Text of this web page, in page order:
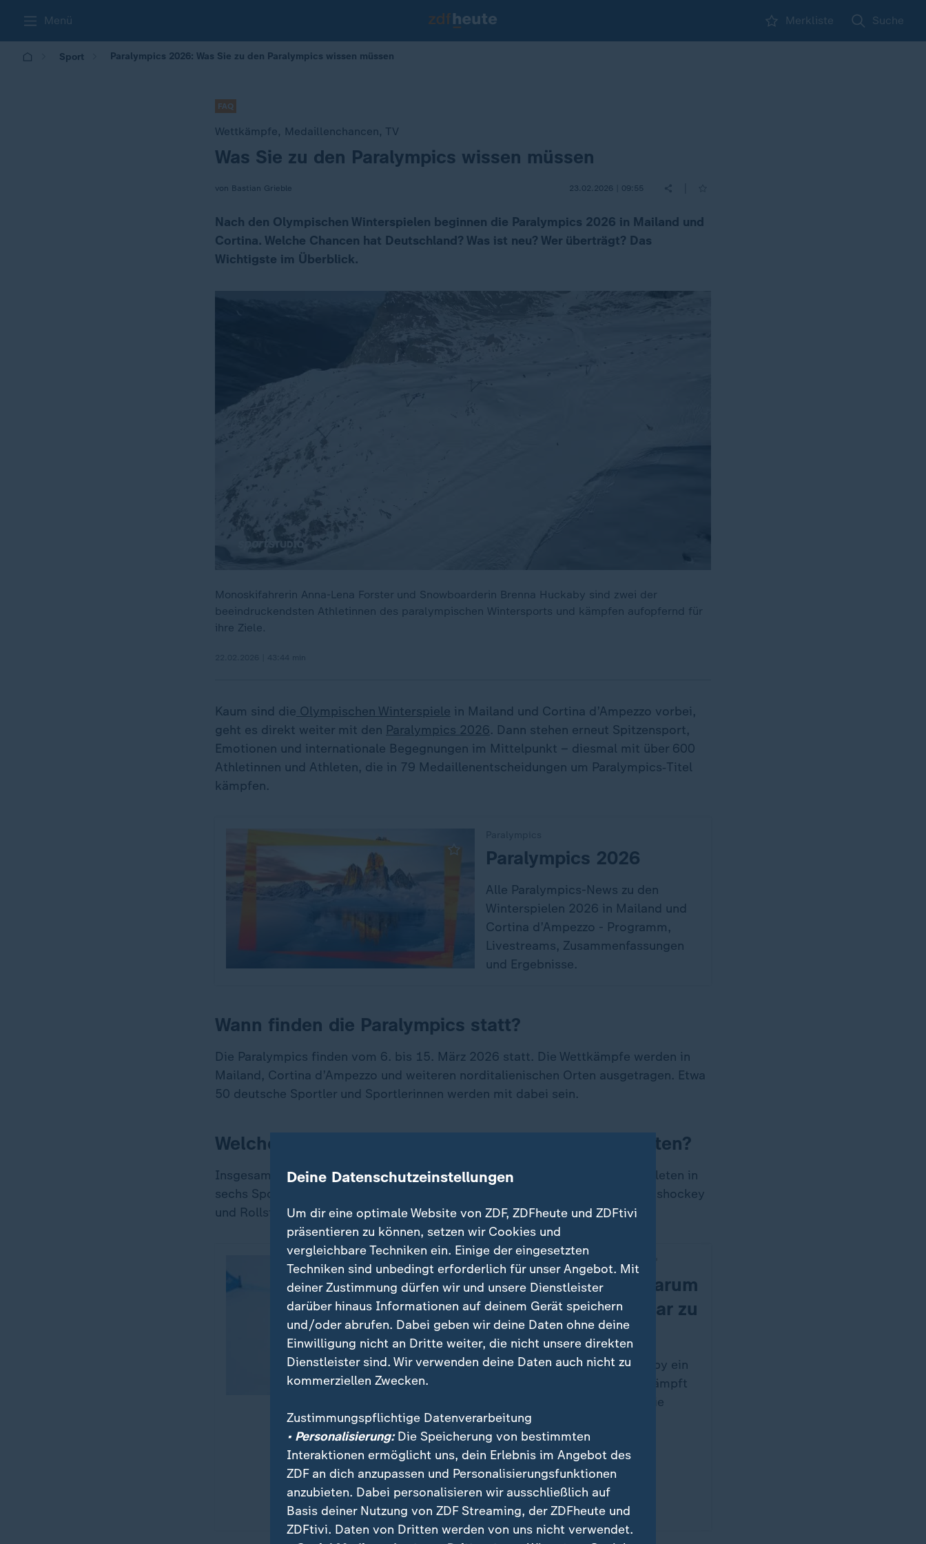
Menü Merkliste Suche
Sport Paralympics 2026: Was Sie zu den Paralympics wissen müssen
FAQ
Wettkämpfe, Medaillenchancen, TV
:
Was Sie zu den Paralympics wissen müssen
von Bastian Grieble 23.02.2026 | 09:55
Nach den Olympischen Winterspielen beginnen die Paralympics 2026 in Mailand und
Cortina. Welche Chancen hat Deutschland? Was ist neu? Wer überträgt? Das
Wichtigste im Überblick.
00:18 43:44
Monoskifahrerin Anna-Lena Forster und Snowboarderin Brenna Huckaby sind zwei der
beeindruckendsten Athletinnen des paralympischen Wintersports und kämpfen aufopfernd für
ihre Ziele.
Kaum sind die Olympischen Winterspiele in Mailand und Cortina d’Ampezzo vorbei,
geht es direkt weiter mit den Paralympics 2026. Dann stehen erneut Spitzensport,
Emotionen und internationale Begegnungen im Mittelpunkt – diesmal mit über 600
Athletinnen und Athleten, die in 79 Medaillenentscheidungen um Paralympics‑Titel
kämpfen.
:Paralympics 2026
Alle Paralympics-News zu den
Winterspielen 2026 in Mailand und
Cortina d’Ampezzo - Programm,
Livestreams, Zusammenfassungen
und Ergebnisse.
Wann finden die Paralympics statt?
Die Paralympics finden vom 6. bis 15. März 2026 statt. Die Wettkämpfe werden in
Mailand, Cortina d’Ampezzo und weiteren norditalienischen Orten ausgetragen. Etwa
50 deutsche Sportler und Sportlerinnen werden mit dabei sein.
Welche Sportarten sind bei den Paralympics vertreten?
Insgesamt werden 665 Startplätze vergeben, bei denen Athletinnen und Athleten in
sechs Sportarten – darunter Para-Alpin, Biathlon, Skilanglauf, Snowboard, Eishockey
und Rollstuhlcurling – um Medaillen kämpfen.
ZDF-Doku "Paralympische Heldinnen"
Brenna Huckaby: Warum
Stärke heißt, sichtbar zu
sein
Mit 14 verliert Brenna Huckaby ein
Bein. Sie gibt nicht auf und kämpft
sich im Para-Snowboard an die
Weltspitze. Die ZDF-Doku
"Paralympische Heldinnen"
porträtiert ihren Weg.
von Johannes Fischer
mit Video43:44
Deine Datenschutzeinstellungen
Um dir eine optimale Website von ZDF, ZDFheute und ZDFtivi
präsentieren zu können, setzen wir Cookies und
vergleichbare Techniken ein. Einige der eingesetzten
Techniken sind unbedingt erforderlich für unser Angebot. Mit
deiner Zustimmung dürfen wir und unsere Dienstleister
darüber hinaus Informationen auf deinem Gerät speichern
und/oder abrufen. Dabei geben wir deine Daten ohne deine
Einwilligung nicht an Dritte weiter, die nicht unsere direkten
Dienstleister sind. Wir verwenden deine Daten auch nicht zu
kommerziellen Zwecken.
Zustimmungspflichtige Datenverarbeitung
• Personalisierung:Die Speicherung von bestimmten
Interaktionen ermöglicht uns, dein Erlebnis im Angebot des
ZDF an dich anzupassen und Personalisierungsfunktionen
anzubieten. Dabei personalisieren wir ausschließlich auf
Basis deiner Nutzung von ZDF Streaming, der ZDFheute und
ZDFtivi. Daten von Dritten werden von uns nicht verwendet.